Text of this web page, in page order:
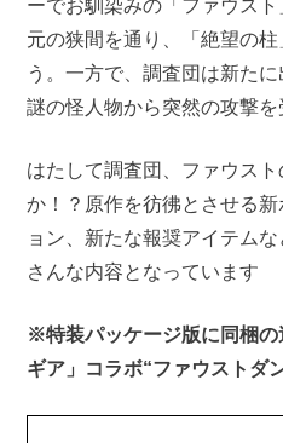
ーでお馴染みの「ファウス
元の狭間を通り、「絶望の
う。一方で、調査団は新た
謎の怪人物から突然の攻撃
はたして調査団、ファウス
か！？原作を彷彿とさせる
ョン、新たな報奨アイテム
さんな内容となっています
※特装パッケージ版に同梱の
ギア」コラボ“ファウストダ